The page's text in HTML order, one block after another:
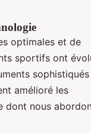
optimales et de
sportifs ont
sophistiqués
amélioré les
dont nous